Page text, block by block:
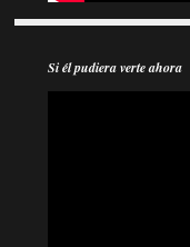
Si él pudiera verte ahora